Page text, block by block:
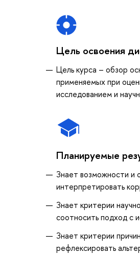
Цель освоения
Цель курса – обзор
применяемых при
исследованием и
Планируемые
Знает возможности и
интерпретировать
Знает критерии
соотносить подход с
Знает критерии
рефлексировать